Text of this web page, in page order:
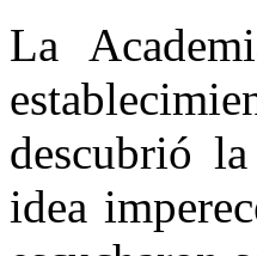
La
descubrió
idea